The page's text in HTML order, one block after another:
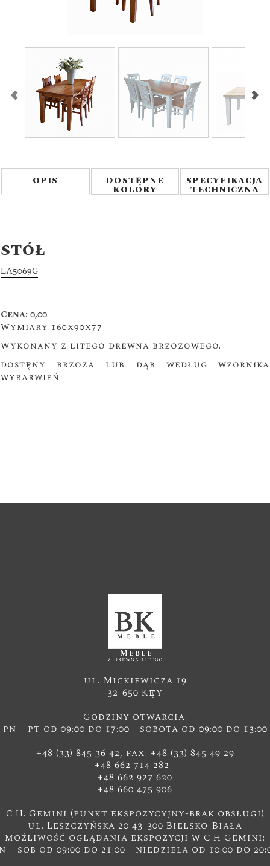
OPIS DOSTĘPNE
KOLORY
SPECYFIKACJA
TECHNICZNA
STÓŁ
LA5069G
Cena: 0,00
Wymiary 160x90x77
Wykonany z litego drewna brzozowego.
dostępny brzoza lub dąb według wzornika
wybarwień
ul. Mickiewicza 19
32-650 Kęty
Godziny otwarcia:
pn – pt od 09:00 do 17:00 - sobota od 09:00 do 13:00
+48 (33) 845 36 42, fax: +48 (33) 845 49 29
+48 662 714 282
+48 662 927 620
+48 660 475 906
C.H. Gemini (punkt ekspozycyjny-brak obsługi)
ul. Leszczyńska 20 43-300 Bielsko-Biała
możliwość oglądania ekspozycji w C.H Gemini:
– sob od 09:00 do 21:00 - niedziela od 10:00 do